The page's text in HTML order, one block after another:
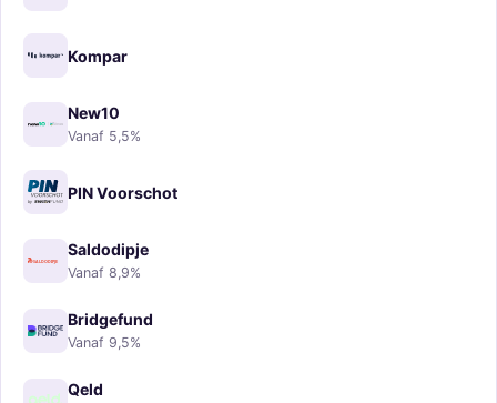
Kompar
New10
Vanaf 5,5%
PIN Voorschot
Saldodipje
Vanaf 8,9%
Bridgefund
Vanaf 9,5%
Qeld